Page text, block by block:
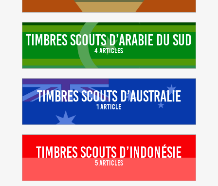
Timbres scouts d’Arabie du Sud
4 Articles
Timbres scouts d’Australie
1 Article
Timbres scouts d’Indonésie
5 Articles